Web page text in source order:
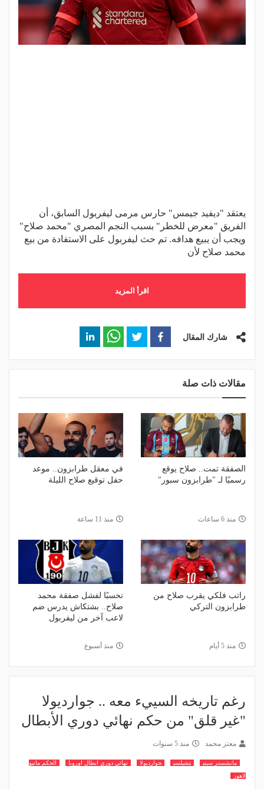
يعتقد "ديفيد جيمس" حارس مرمى ليفربول السابق، أن
الفريق "معرض للخطر" بسبب النجم المصري "محمد صلاح"
ويجب أن يبيع هدافه. تم حث ليفربول على الاستفادة من بيع
محمد صلاح لأن
اقرأ المزيد
شارك المقال
مقالات ذات صلة
الصفقة تمت.. صلاح يوقع
رسميًا لـ "طرابزون سبور"
منذ 6 ساعات
في معقل طرابزون.. موعد
حفل توقيع صلاح الليلة
منذ 11 ساعة
راتب فلكي يقرب صلاح من
طرابزون التركي
منذ 5 أيام
تحسبًا لفشل صفقة محمد
صلاح.. بشتكاش يدرس ضم
لاعب آخر من ليفربول
منذ أسبوع
رغم تاريخه السييء معه .. جوارديولا
"غير قلق" من حكم نهائي دوري الأبطال
معتز محمد منذ 5 سنوات
مانشستر سيتي تشيلسي جوارديولا نهائي دوري ابطال اوروبا
الحكم ماتيو
لاهوز